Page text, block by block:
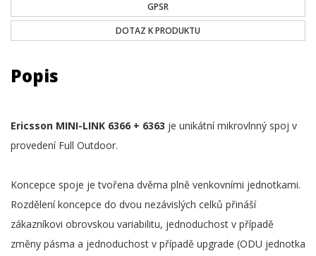
GPSR
DOTAZ K PRODUKTU
Popis
Ericsson MINI-LINK 6366 + 6363 je unikátní mikrovlnný spoj v
provedení Full Outdoor.
Koncepce spoje je tvořena dvěma plně venkovními jednotkami.
Rozdělení koncepce do dvou nezávislých celků přináší
zákazníkovi obrovskou variabilitu, jednoduchost v případě
změny pásma a jednoduchost v případě upgrade (ODU jednotka